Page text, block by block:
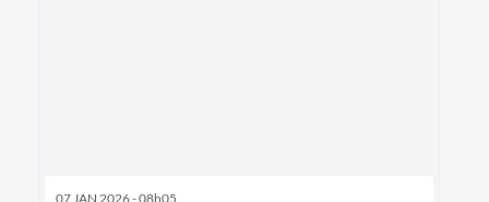
07 JAN 2026 - 08h05